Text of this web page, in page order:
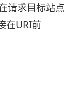
请求目标站点
在URI前